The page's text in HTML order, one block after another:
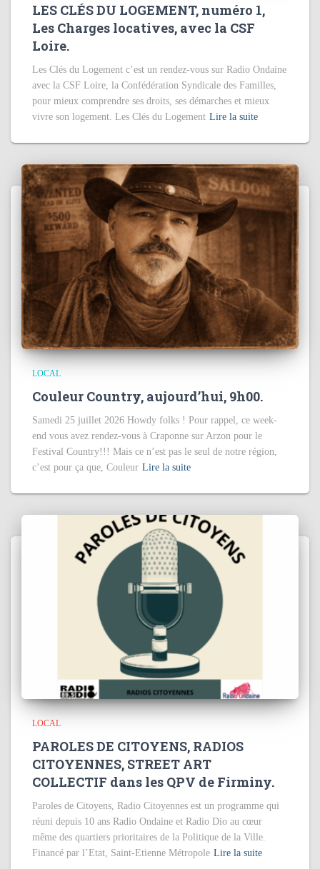
LES CLÉS DU LOGEMENT, numéro 1,
Les Charges locatives, avec la CSF
Loire.
Les Clés du Logement c’est un rendez-vous sur Radio Ondaine
avec la CSF Loire, la Confédération Syndicale des Familles,
pour mieux comprendre ses droits, ses démarches et mieux
vivre son logement. Les Clés du Logement Lire la suite
LOCAL
Couleur Country, aujourd’hui, 9h00.
Samedi 25 juillet 2026 Howdy folks ! Pour rappel, ce week-
end vous avez rendez-vous à Craponne sur Arzon pour le
Festival Country!!! Mais ce n’est pas le seul de notre région,
c’est pour ça que, Couleur Lire la suite
LOCAL
PAROLES DE CITOYENS, RADIOS
CITOYENNES, STREET ART
COLLECTIF dans les QPV de Firminy.
Paroles de Citoyens, Radio Citoyennes est un programme qui
réuni depuis 10 ans Radio Ondaine et Radio Dio au cœur
même des quartiers prioritaires de la Politique de la Ville.
Financé par l’Etat, Saint-Etienne Métropole Lire la suite